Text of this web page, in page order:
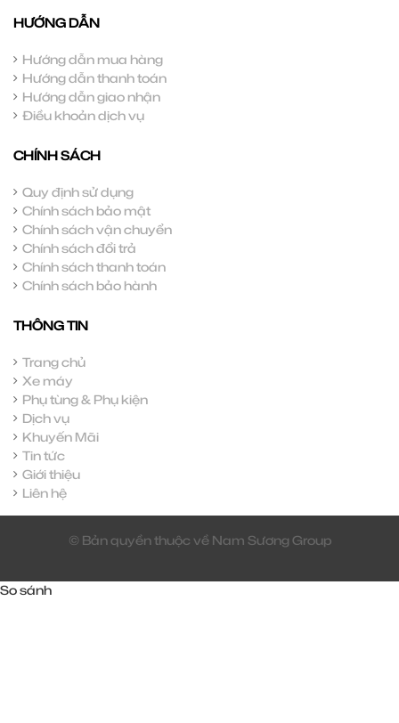
HƯỚNG DẪN
Hướng dẫn mua hàng
Hướng dẫn thanh toán
Hướng dẫn giao nhận
Điều khoản dịch vụ
CHÍNH SÁCH
Quy định sử dụng
Chính sách bảo mật
Chính sách vận chuyển
Chính sách đổi trả
Chính sách thanh toán
Chính sách bảo hành
THÔNG TIN
Trang chủ
Xe máy
Phụ tùng & Phụ kiện
Dịch vụ
Khuyến Mãi
Tin tức
Giới thiệu
Liên hệ
© Bản quyền thuộc về Nam Sương Group
So sánh